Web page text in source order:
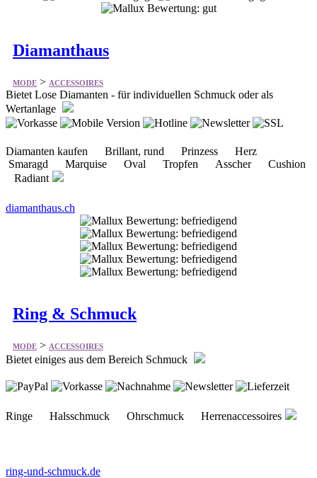
Diamanthaus
MODE > ACCESSOIRES
Bietet Lose Diamanten - für individuellen Schmuck oder als
Wertanlage
Diamanten kaufen Brillant, rund Prinzess Herz
Smaragd Marquise Oval Tropfen Asscher Cushion
Radiant
diamanthaus.ch
Ring & Schmuck
MODE > ACCESSOIRES
Bietet einiges aus dem Bereich Schmuck
Ringe Halsschmuck Ohrschmuck Herrenaccessoires
ring-und-schmuck.de